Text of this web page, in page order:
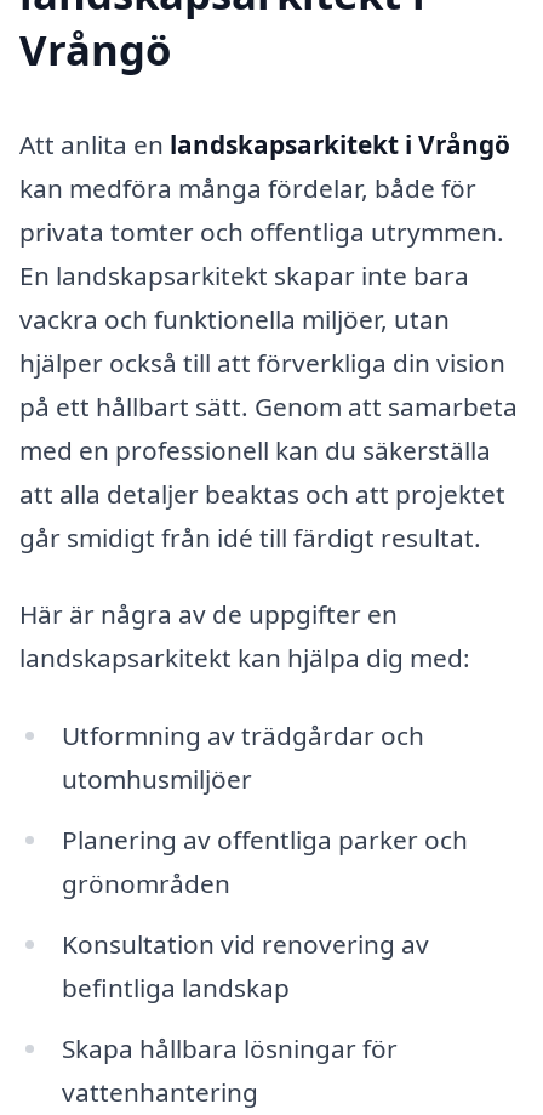
Vrångö
Att anlita en landskapsarkitekt i Vrångö
kan medföra många fördelar, både för
privata tomter och offentliga utrymmen.
En landskapsarkitekt skapar inte bara
vackra och funktionella miljöer, utan
hjälper också till att förverkliga din vision
på ett hållbart sätt. Genom att samarbeta
med en professionell kan du säkerställa
att alla detaljer beaktas och att projektet
går smidigt från idé till färdigt resultat.
Här är några av de uppgifter en
landskapsarkitekt kan hjälpa dig med:
Utformning av trädgårdar och
utomhusmiljöer
Planering av offentliga parker och
grönområden
Konsultation vid renovering av
befintliga landskap
Skapa hållbara lösningar för
vattenhantering